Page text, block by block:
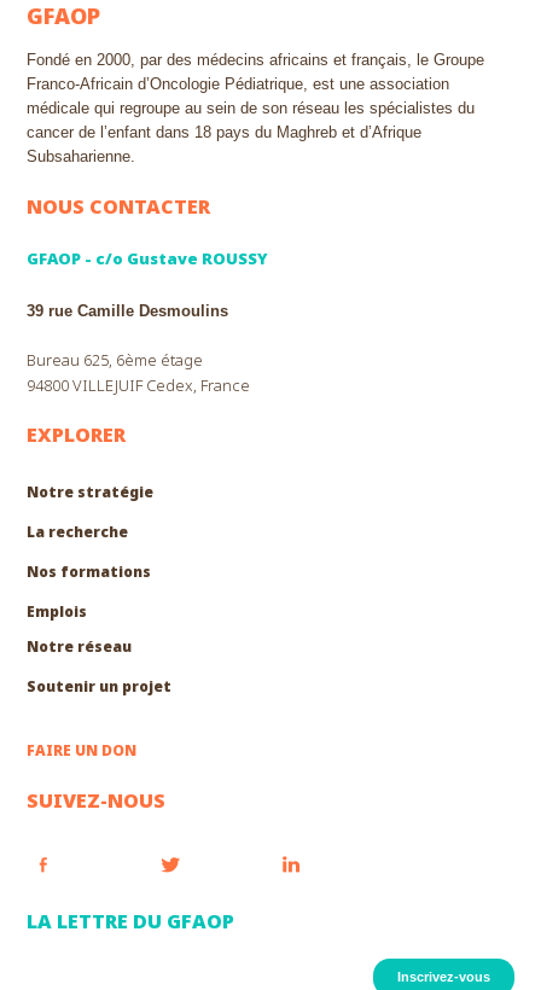
GFAOP
Fondé en 2000, par des médecins africains et français, le Groupe
Franco-Africain d’Oncologie Pédiatrique, est une association
médicale qui regroupe au sein de son réseau les spécialistes du
cancer de l’enfant dans 18 pays du Maghreb et d’Afrique
Subsaharienne.
NOUS CONTACTER
GFAOP - c/o Gustave ROUSSY
39 rue Camille Desmoulins
Bureau 625, 6ème étage
94800 VILLEJUIF Cedex, France
EXPLORER
Notre stratégie
La recherche
Nos formations
Emplois
Notre réseau
Soutenir un projet
FAIRE UN DON
SUIVEZ-NOUS
LA LETTRE DU GFAOP
Inscrivez-vous